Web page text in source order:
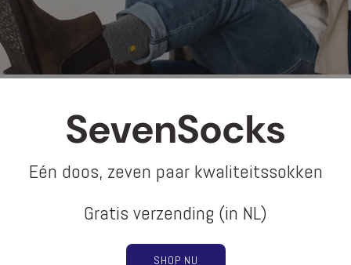
SevenSocks
Eén doos, zeven paar kwaliteitssokken
Gratis verzending (in NL)
SHOP NU